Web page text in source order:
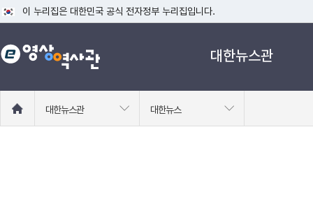
이 누리집은 대한민국 공식 전자정부 누리집입니다.
공식 누리집 주소 확인하기
go.kr 주소를 사용하는 누리집은 대한민국 정부기관이 관리하는 누리집입니
대한뉴스관
로
대한뉴스관 대한뉴스